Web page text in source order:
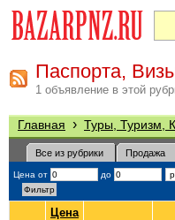
Паспорта,
1 объявление в этой
Главная › Туры, Туризм,
Все из рубрики Продажа
Цена от до
Цена